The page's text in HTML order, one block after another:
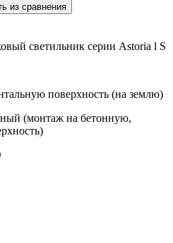
из сравнения
светильник серии Astoria l S
поверхность (на землю)
(монтаж на бетонную,